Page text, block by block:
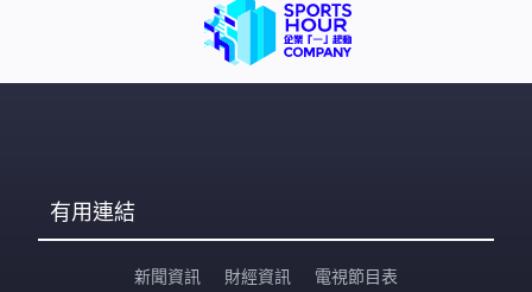
有用連結
新聞資訊 財經資訊 電視節目表